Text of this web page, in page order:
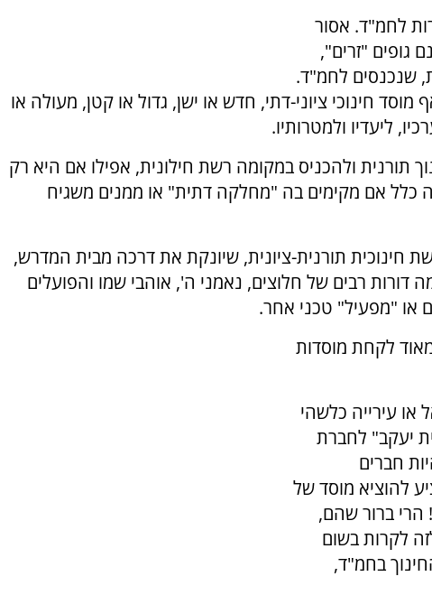
לחמ"ד. אסור
גופים "זרים",
שנכנסים לחמ"ד.
חינוכי ציוני-דתי, חדש או ישן, גדול או קטן, מעולה או
ליעדיו ולמטרותיו.
ולהכניס במקומה רשת חילונית, אפילו אם היא רק
כלל אם מקימים בה "מחלקה דתית" או ממנים משגיח
חינוכית תורנית-ציונית, שיונקת את דרכה מבית המדרש,
רבים של חלוצים, נאמני ה', אוהבי שמו והפועלים
או "מפעיל" טכני אחר.
לקחת מוסדות
עירייה כלשהי
יעקב" לחברת
חברים
להוציא מוסד של
הרי ברור שהם,
לקרות בשום
בחמ"ד,